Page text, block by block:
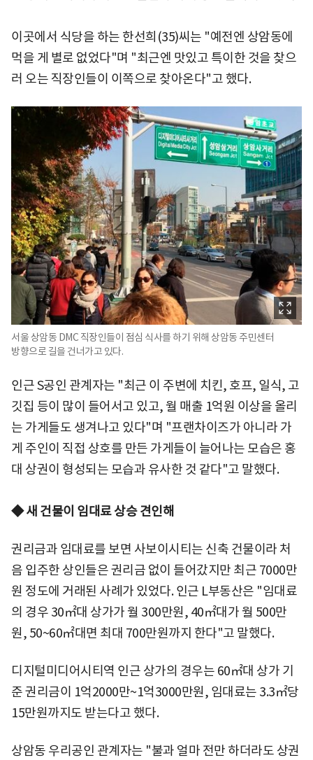
이곳에서 식당을 하는 한선희(35)씨는 "예전엔 상암동에
먹을 게 별로 없었다"며 "최근엔 맛있고 특이한 것을 찾으
러 오는 직장인들이 이쪽으로 찾아온다"고 했다.
서울 상암동 DMC 직장인들이 점심 식사를 하기 위해 상암동 주민센터
방향으로 길을 건너가고 있다.
인근 S공인 관계자는 "최근 이 주변에 치킨, 호프, 일식, 고
깃집 등이 많이 들어서고 있고, 월 매출 1억원 이상을 올리
는 가게들도 생겨나고 있다"며 "프랜차이즈가 아니라 가
게 주인이 직접 상호를 만든 가게들이 늘어나는 모습은 홍
대 상권이 형성되는 모습과 유사한 것 같다"고 말했다.
◆ 새 건물이 임대료 상승 견인해
권리금과 임대료를 보면 사보이시티는 신축 건물이라 처
음 입주한 상인들은 권리금 없이 들어갔지만 최근 7000만
원 정도에 거래된 사례가 있었다. 인근 L부동산은 "임대료
의 경우 30㎡대 상가가 월 300만원, 40㎡대가 월 500만
원, 50~60㎡대면 최대 700만원까지 한다"고 말했다.
디지털미디어시티역 인근 상가의 경우는 60㎡대 상가 기
준 권리금이 1억2000만~1억3000만원, 임대료는 3.3㎡당
15만원까지도 받는다고 했다.
상암동 우리공인 관계자는 "불과 얼마 전만 하더라도 상권